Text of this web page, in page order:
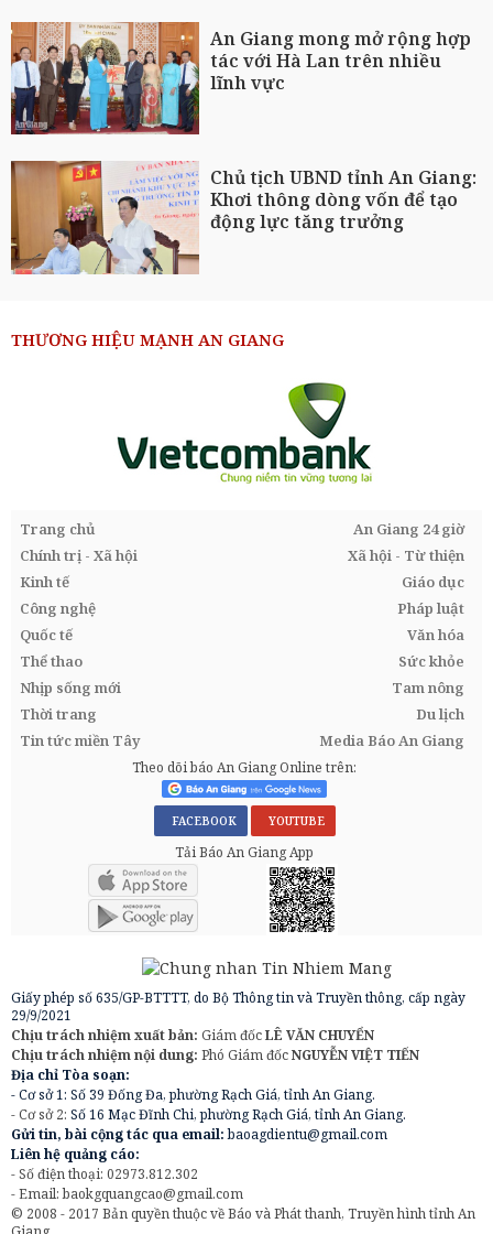
An Giang mong mở rộng hợp
tác với Hà Lan trên nhiều
lĩnh vực
Chủ tịch UBND tỉnh An Giang:
Khơi thông dòng vốn để tạo
động lực tăng trưởng
THƯƠNG HIỆU MẠNH AN GIANG
Trang chủ
An Giang 24 giờ
Chính trị - Xã hội
Xã hội - Từ thiện
Kinh tế
Giáo dục
Công nghệ
Pháp luật
Quốc tế
Văn hóa
Thể thao
Sức khỏe
Nhịp sống mới
Tam nông
Thời trang
Du lịch
Tin tức miền Tây
Media Báo An Giang
Theo dõi báo An Giang Online trên:
FACEBOOK YOUTUBE
Tải Báo An Giang App
Giấy phép số 635/GP-BTTTT, do Bộ Thông tin và Truyền thông, cấp ngày
29/9/2021
Chịu trách nhiệm xuất bản: Giám đốcLÊ VĂN CHUYỂN
Chịu trách nhiệm nội dung: Phó Giám đốcNGUYỄN VIỆT TIẾN
Địa chỉ Tòa soạn:
- Cơ sở 1: Số 39 Đống Đa, phường Rạch Giá, tỉnh An Giang.
- Cơ sở 2: Số 16 Mạc Đĩnh Chi, phường Rạch Giá, tỉnh An Giang.
Gửi tin, bài cộng tác qua email:baoagdientu@gmail.com
Liên hệ quảng cáo:
- Số điện thoại: 02973.812.302
- Email:baokgquangcao@gmail.com
© 2008 - 2017 Bản quyền thuộc về Báo và Phát thanh, Truyền hình tỉnh An